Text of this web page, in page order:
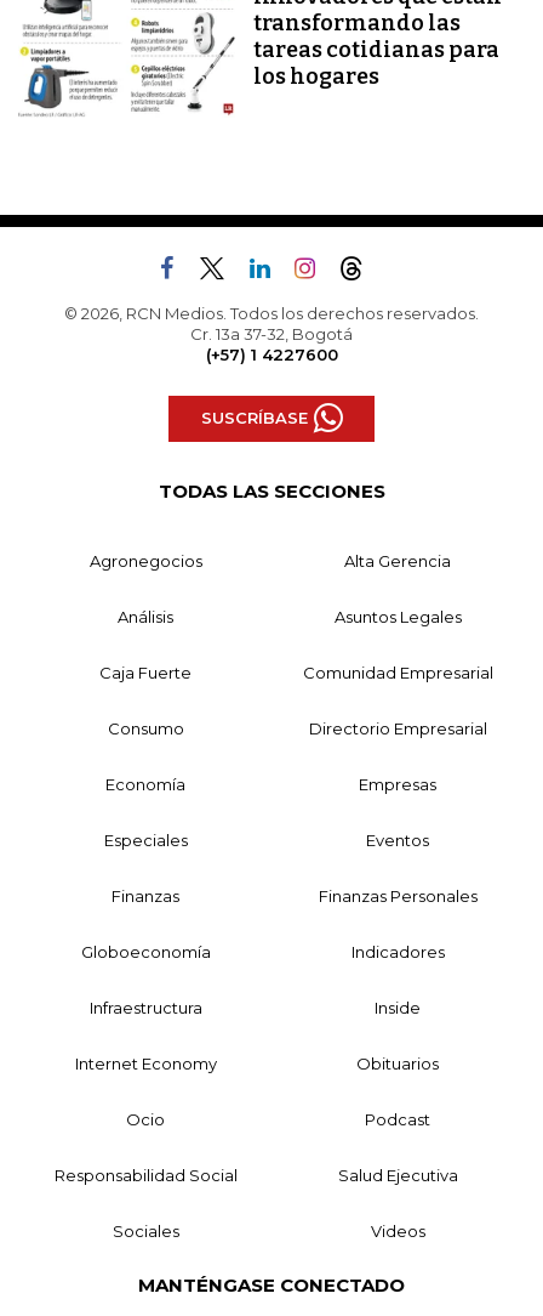
transformando las
tareas cotidianas para
los hogares
© 2026, RCN Medios. Todos los derechos reservados.
Cr. 13a 37-32, Bogotá
(+57) 1 4227600
SUSCRÍBASE
TODAS LAS SECCIONES
Agronegocios Alta Gerencia
Análisis Asuntos Legales
Caja Fuerte Comunidad Empresarial
Consumo Directorio Empresarial
Economía Empresas
Especiales Eventos
Finanzas Finanzas Personales
Globoeconomía Indicadores
Infraestructura Inside
Internet Economy Obituarios
Ocio Podcast
Responsabilidad Social Salud Ejecutiva
Sociales Videos
MANTÉNGASE CONECTADO